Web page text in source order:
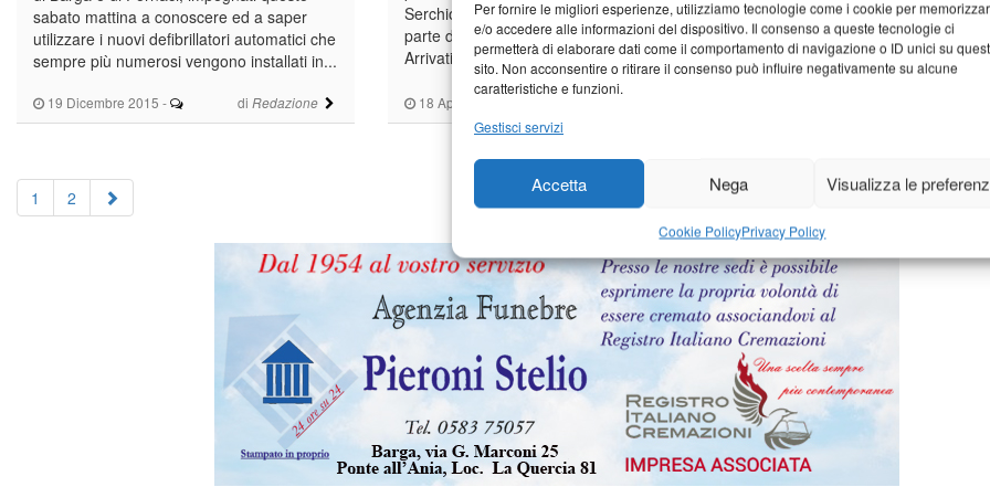
Per fornire le migliori esperienze, utilizziamo tecnologie come i cookie per
e/o accedere alle informazioni del dispositivo. Il consenso a queste tecnologie ci
permetterà di elaborare dati come il comportamento di navigazione o ID unici su
sito. Non acconsentire o ritirare il consenso può influire negativamente su alcune
caratteristiche e funzioni.
Gestisci servizi
Accetta Nega Visualizza le
Cookie PolicyPrivacy Policy
19 Dicembre 2015 - di Redazione
sabato mattina a conoscere ed a saper
utilizzare i nuovi defibrillatori automatici che
sempre più numerosi vengono installati in...
18 Aprile 2015
Serchio per una perdita di coscienza da
parte di un cliente durante una cena.
Arrivati sul posto, i soccorritori, hanno...
diversi individui in grado di
manovre salvavita della
cardiopolmonare. Sono questi
1 2